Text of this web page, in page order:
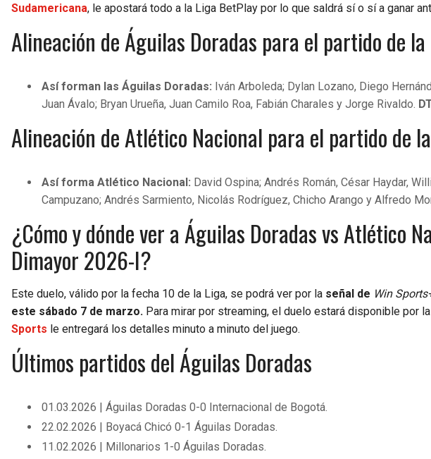
Sudamericana, le apostará todo a la Liga BetPlay por lo que saldrá sí o sí a ganar
Alineación de Águilas Doradas para el partido de
Así forman las Águilas Doradas: Iván Arboleda; Dylan Lozano, Diego
Juan Ávalo; Bryan Urueña, Juan Camilo Roa, Fabián Charales y Jorge Rivaldo.
Alineación de Atlético Nacional para el partido de
Así forma Atlético Nacional: David Ospina; Andrés Román, César Haydar,
Campuzano; Andrés Sarmiento, Nicolás Rodríguez, Chicho Arango y Alfredo
¿Cómo y dónde ver a Águilas Doradas vs Atlético
Dimayor 2026-I?
Este duelo, válido por la fecha 10 de la Liga, se podrá ver por la señal de Win
este sábado 7 de marzo. Para mirar por streaming, el duelo estará disponible por
Sports le entregará los detalles minuto a minuto del juego.
Últimos partidos del Águilas Doradas
01.03.2026 | Águilas Doradas 0-0 Internacional de Bogotá.
22.02.2026 | Boyacá Chicó 0-1 Águilas Doradas.
11.02.2026 | Millonarios 1-0 Águilas Doradas.